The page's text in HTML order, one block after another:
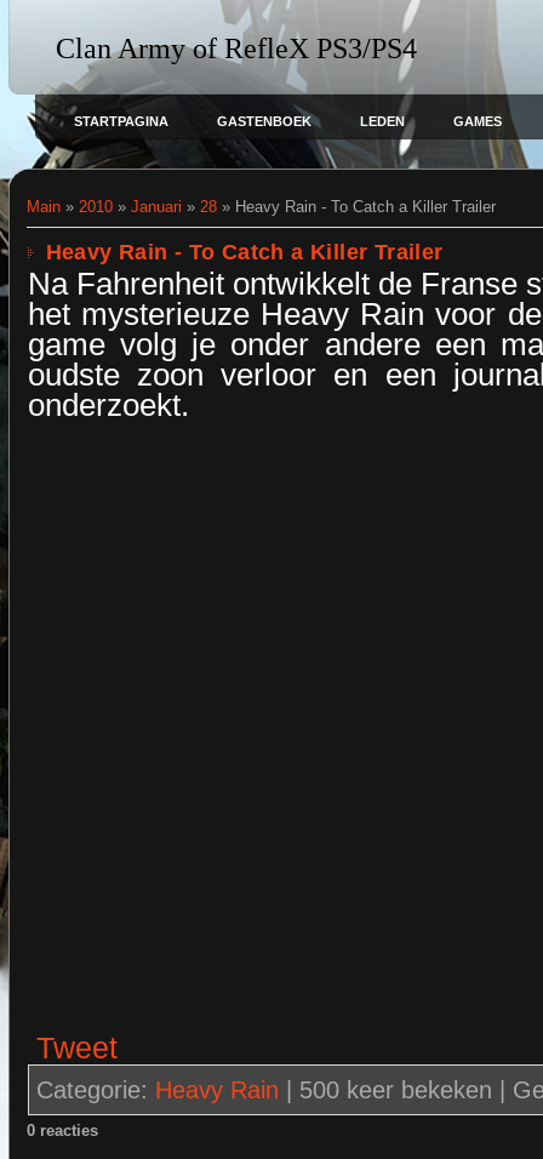
Clan Army of RefleX PS3/PS4
STARTPAGINA GASTENBOEK LEDEN GAMES
Main» 2010 » Januari » 28» Heavy Rain - To Catch a Killer Trailer
Heavy Rain - To Catch a Killer Trailer
Na Fahrenheit ontwikkelt de Franse
het mysterieuze Heavy Rain voor
game volg je onder andere een
oudste zoon verloor en een
onderzoekt.
Tweet
Categorie: Heavy Rain 500 keer bekeken |
0 reacties